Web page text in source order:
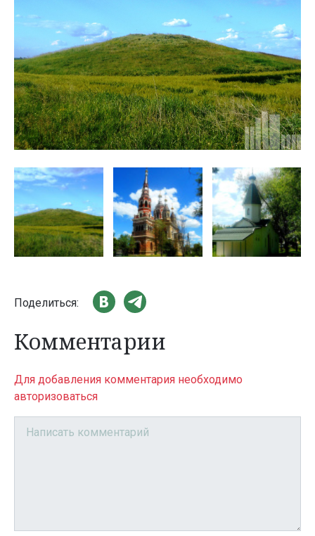
Поделиться:
Комментарии
Для добавления комментария необходимо
авторизоваться